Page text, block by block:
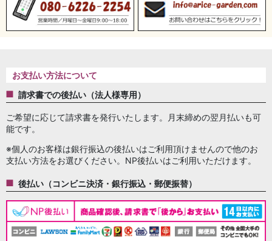
お支払い方法について
請求書での後払い（法人様専用）
ご希望に応じて請求書を発行いたします。月末締めの翌月払いも可
能です。
※個人のお客様は銀行振込の後払いはご利用頂けませんので他のお
支払い方法をお選びください。NP後払いはご利用いただけます。
後払い（コンビニ決済・銀行振込・郵便振替）